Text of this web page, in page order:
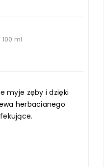
ml
myje zęby i dzięki
herbacianego